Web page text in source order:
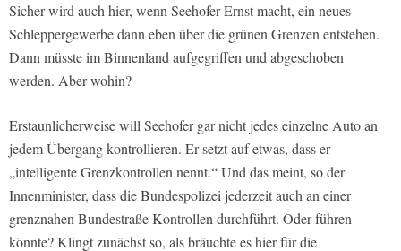
Sicher wird auch hier, wenn Seehofer Ernst macht, ein neues
Schleppergewerbe dann eben über die grünen Grenzen entstehen.
Dann müsste im Binnenland aufgegriffen und abgeschoben
werden. Aber wohin?
Erstaunlicherweise will Seehofer gar nicht jedes einzelne Auto an
jedem Übergang kontrollieren. Er setzt auf etwas, dass er
„intelligente Grenzkontrollen nennt.“ Und das meint, so der
Innenminister, dass die Bundespolizei jederzeit auch an einer
grenznahen Bundestraße Kontrollen durchführt. Oder führen
könnte? Klingt zunächst so, als bräuchte es hier für die